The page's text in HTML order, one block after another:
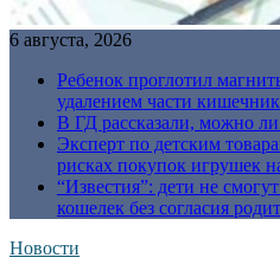
6 августа, 2026
Ребенок проглотил
удалением части
В ГД рассказали, можно
Эксперт по детским
рисках покупок игрушек
“Известия”: дети не
кошелек без согласия
Новости